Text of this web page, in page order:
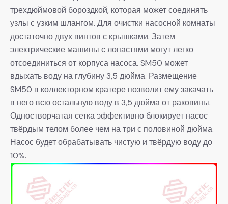
трехдюймовой бороздкой, которая может соединять
узлы с узким шлангом. Для очистки насосной комнаты
достаточно двух винтов с крышками. Затем
электрические машины с лопастями могут легко
отсоединиться от корпуса насоса. SM50 может
вдыхать воду на глубину 3,5 дюйма. Размещение
SM50 в коллекторном кратере позволит ему закачать
в него всю остальную воду в 3,5 дюйма от раковины.
Одностворчатая сетка эффективно блокирует насос
твёрдым телом более чем на три с половиной дюйма.
Насос будет обрабатывать чистую и твёрдую воду до
10%.